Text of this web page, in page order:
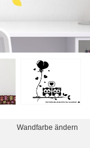
Wandfarbe ändern